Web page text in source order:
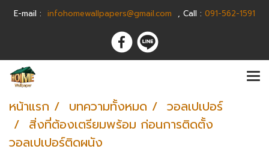
E-mail : infohomewallpapers@gmail.com , Call : 091-562-1591
หน้าแรก บทความทั้งหมด
วอลเปเปอร์
สิ่งที่ต้องเตรียมพร้อม ก่อนการติดตั้ง
วอลเปเปอร์ติดผนัง